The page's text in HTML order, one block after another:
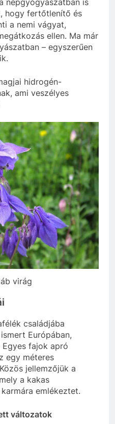
népgyógyászatban is
hogy fertőtlenítő és
a nemi vágyat,
ellen. Ma már
– egyszerűen
hidrogén-
ami veszélyes
virág
családjába
Európában,
Egyes fajok apró
egy méteres
jellemzőjük a
a kakas
emlékeztet.
változatok